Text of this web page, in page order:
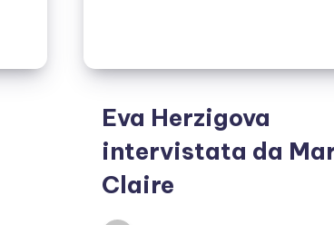
Eva Herzigova
intervistata da
Claire